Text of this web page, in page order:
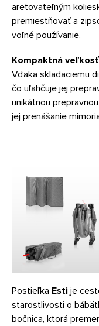
aretovateľným
premiestňovať a
voľné používanie.
Kompaktná
Vďaka skladaciemu
čo uľahčuje jej
unikátnou
jej prenášanie
Postieľka Esti je
starostlivosti o
bočnica, ktorá